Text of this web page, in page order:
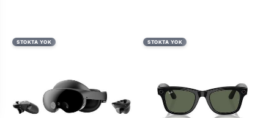
STOKTA YOK STOKTA YOK